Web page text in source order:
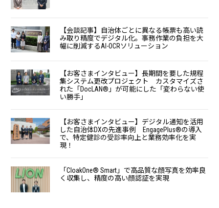
【会談記事】自治体ごとに異なる帳票も高い読
み取り精度でデジタル化。事務作業の負担を大
幅に削減するAI-OCRソリューション
【お客さまインタビュー】長期間を要した規程
集システム更改プロジェクト カスタマイズさ
れた「DocLAN®」が可能にした「変わらない使
い勝手」
【お客さまインタビュー】デジタル通知を活用
した自治体DXの先進事例 EngagePlus®の導入
で、特定健診の受診率向上と業務効率化を実
現！
「CloakOne®︎ Smart」で高品質な顔写真を効率良
く収集し、精度の高い顔認証を実現